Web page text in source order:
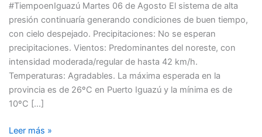
#TiempoenIguazú Martes 06 de Agosto El sistema de alta
presión continuaría generando condiciones de buen tiempo,
con cielo despejado. Precipitaciones: No se esperan
precipitaciones. Vientos: Predominantes del noreste, con
intensidad moderada/regular de hasta 42 km/h.
Temperaturas: Agradables. La máxima esperada en la
provincia es de 26ºC en Puerto Iguazú y la mínima es de
10ºC […]
PRECIPITACIONES.
JUEVES:
DÍA
CÁLIDO
Leer más »